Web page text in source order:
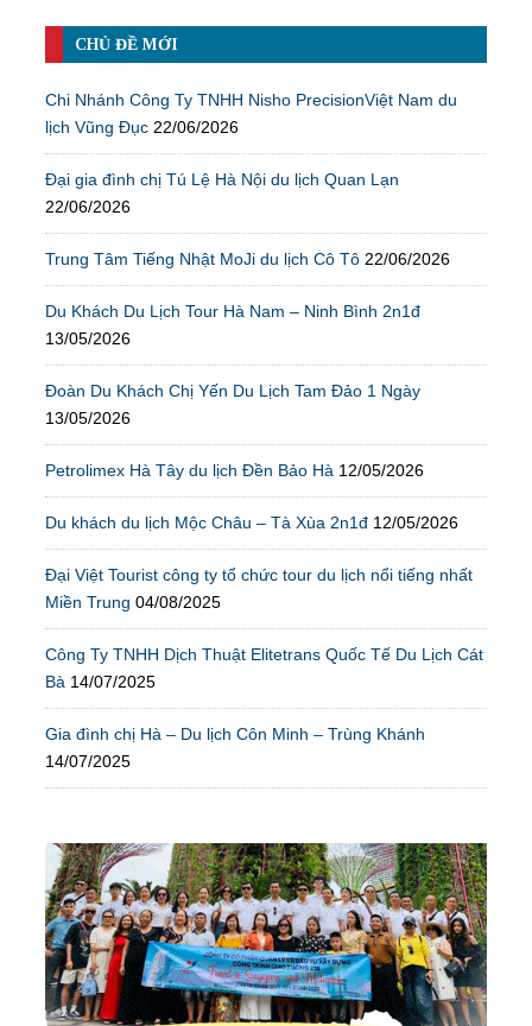
CHỦ ĐỀ MỚI
Chi Nhánh Công Ty TNHH Nisho PrecisionViệt Nam du
lịch Vũng Đục 22/06/2026
Đại gia đình chị Tú Lệ Hà Nội du lịch Quan Lạn
22/06/2026
Trung Tâm Tiếng Nhật MoJi du lịch Cô Tô 22/06/2026
Du Khách Du Lịch Tour Hà Nam – Ninh Bình 2n1đ
13/05/2026
Đoàn Du Khách Chị Yến Du Lịch Tam Đảo 1 Ngày
13/05/2026
Petrolimex Hà Tây du lịch Đền Bảo Hà 12/05/2026
Du khách du lịch Mộc Châu – Tà Xùa 2n1đ 12/05/2026
Đại Việt Tourist công ty tổ chức tour du lịch nổi tiếng nhất
Miền Trung 04/08/2025
Công Ty TNHH Dịch Thuật Elitetrans Quốc Tế Du Lịch Cát
Bà 14/07/2025
Gia đình chị Hà – Du lịch Côn Minh – Trùng Khánh
14/07/2025